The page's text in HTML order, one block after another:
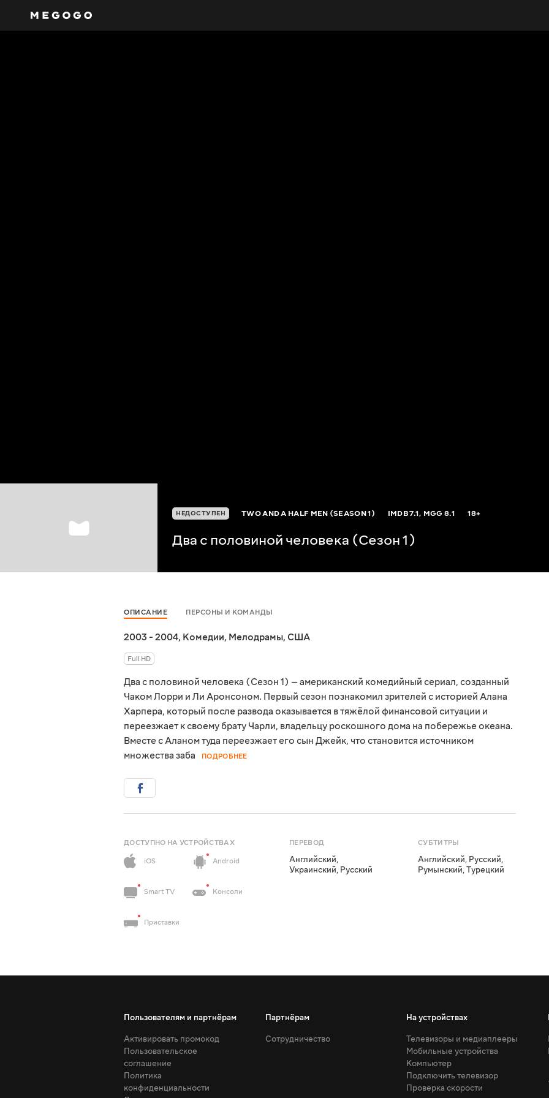
НЕДОСТУПЕН TWO AND A HALF MEN (SEASON 1) IMDB7.1, MGG8.1 18+
Два с половиной человека (Сезон 1)
ОПИСАНИЕ ПЕРСОНЫ И КОМАНДЫ
2003 - 2004, Комедии, Мелодрамы, США
Full HD
Два с половиной человека (Сезон 1) — американский комедийный сериал, созданный
Чаком Лорри и Ли Аронсоном. Первый сезон познакомил зрителей с историей Алана
Харпера, который после развода оказывается в тяжёлой финансовой ситуации и
переезжает к своему брату Чарли, владельцу роскошного дома на побережье океана.
Вместе с Аланом туда переезжает его сын Джейк, что становится источником
множества заба
ПОДРОБНЕЕ
ДОСТУПНО НА УСТРОЙСТВАХ
iOS
Android
Smart TV Консоли
Приставки
ПЕРЕВОД
Английский,
Украинский, Русский
СУБТИТРЫ
Английский, Русский,
Румынский,Турецкий
Пользователям и партнёрам
Активировать промокод
Пользовательское
соглашение
Политика
конфиденциальности
Партнёрам
Сотрудничество
На устройствах
Телевизоры и медиаплееры
Мобильные устройства
Компьютер
Подключить телевизор
Проверка скорости